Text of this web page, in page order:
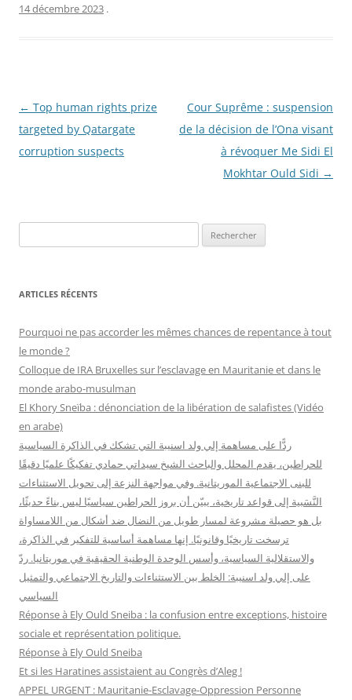
14 décembre 2023 .
Navigation
des
articles
← Top human rights prize
targeted by Qatargate
corruption suspects
Cour Suprême : suspension
de la décision de l’Ona visant
à révoquer Me Sidi El
Mokhtar Ould Sidi →
e
h
r
c
h
r
ARTICLES RÉCENTS
Pourquoi ne pas accorder les mêmes chances de repentance à tout
le monde ?
Colloque de IRA Bruxelles sur l’esclavage en Mauritanie et dans le
monde arabo-musulman
El Khory Sneïba : dénonciation de la libération de salafistes (Vidéo
en arabe)
ردًّا على مساهمة إلي ولد اسنيبة التي تشكك في الذاكرة السياسية
للحراطين، يقدم المحلل والباحث الشيخ سيداتي حمادي تفكيكًا علميًا دقيقًا
للبنى الاجتماعية الموريتانية. وفي مواجهة النزعة إلى تحويل الاستثناءات
النَّسَبية إلى قواعد تاريخية، يبيّن أن بروز الحراطين سياسيًا ليس بناءً حديثًا،
بل هو حصيلة مشروعة لمسار طويل من النضال ضد أشكال من اللامساواة
ترسخت تاريخيًا وقانونيًا. إنها مساهمة أساسية للتفكير في الذاكرة،
والاستقلالية السياسية، وأسس الوحدة الوطنية الحقيقية في موريتانيا. ردّ
على إلي ولد اسنيبة: الخلط بين الاستثناءات والتاريخ الاجتماعي والتمثيل
السياسي
Réponse à Ely Ould Sneiba : la confusion entre exceptions, histoire
sociale et représentation politique.
Réponse à Ely Ould Sneiba
Et si les Haratines assistaient au Congrès d’Aleg !
APPEL URGENT : Mauritanie-Esclavage-Oppression Personne